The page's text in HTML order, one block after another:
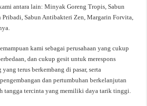
antara lain: Minyak Goreng Tropis, Sabun
Pribadi, Sabun Antibakteri Zen, Margarin Forvita,
kami sebagai perusahaan yang cukup
dan cukup gesit untuk merespons
terus berkembang di pasar, serta
dan pertumbuhan berkelanjutan
tangga tercinta yang memiliki daya tarik tinggi.